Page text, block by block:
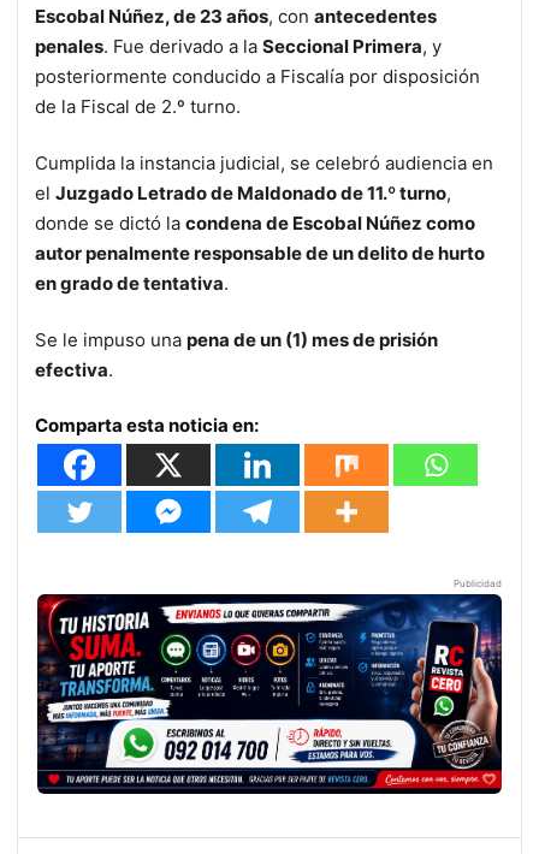
Escobal Núñez, de 23 años, con antecedentes
penales. Fue derivado a la Seccional Primera, y
posteriormente conducido a Fiscalía por disposición
de la Fiscal de 2.º turno.
Cumplida la instancia judicial, se celebró audiencia en
el Juzgado Letrado de Maldonado de 11.º turno,
donde se dictó la condena de Escobal Núñez como
autor penalmente responsable de un delito de hurto
en grado de tentativa.
Se le impuso una pena de un (1) mes de prisión
efectiva.
Comparta esta noticia en:
Publicidad